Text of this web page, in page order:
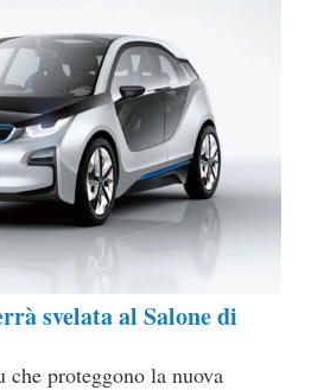
svelata al Salone di
proteggono la nuova